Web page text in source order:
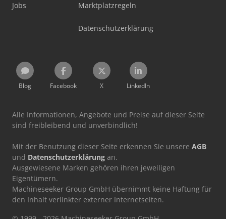
Jobs Marktplatzregeln
Datenschutzerklärung
Blog Facebook X LinkedIn
Alle Informationen, Angebote und Preise auf dieser Seite
sind freibleibend und unverbindlich!
Mit der Benutzung dieser Seite erkennen Sie unsere AGB
und Datenschutzerklärung an.
Ausgewiesene Marken gehören ihren jeweiligen
Eigentümern.
Machineseeker Group GmbH übernimmt keine Haftung für
den Inhalt verlinkter externer Internetseiten.